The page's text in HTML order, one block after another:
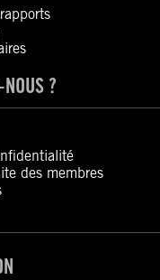
?
des membres